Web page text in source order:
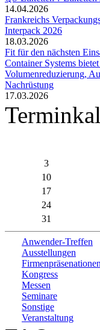
14.04.2026
Frankreichs
Interpack 2026
18.03.2026
Fit für den nächsten
Container Systems
Volumenreduzierung,
Nachrüstung
17.03.2026
3
10
17
24
31
Anwender-Treffen
Ausstellungen
Kongress
Messen
Seminare
Sonstige
Veranstaltung